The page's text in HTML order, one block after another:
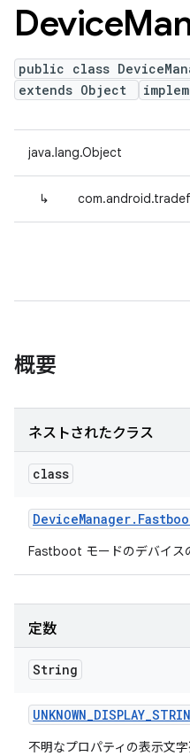
Device
public class
extends Object
java.lang.Object
↳
概要
ネストされたクラス
class
DeviceManager.
Fastboot モードのデバイス
定数
String
UNKNOWN_DISPLAY_
不明なプロパティの表示文字